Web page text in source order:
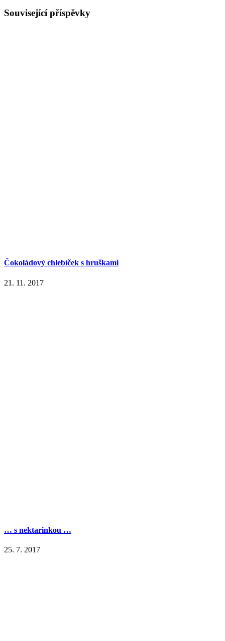
Související příspěvky
Čokoládový chlebíček s hruškami
21. 11. 2017
… s nektarinkou …
25. 7. 2017